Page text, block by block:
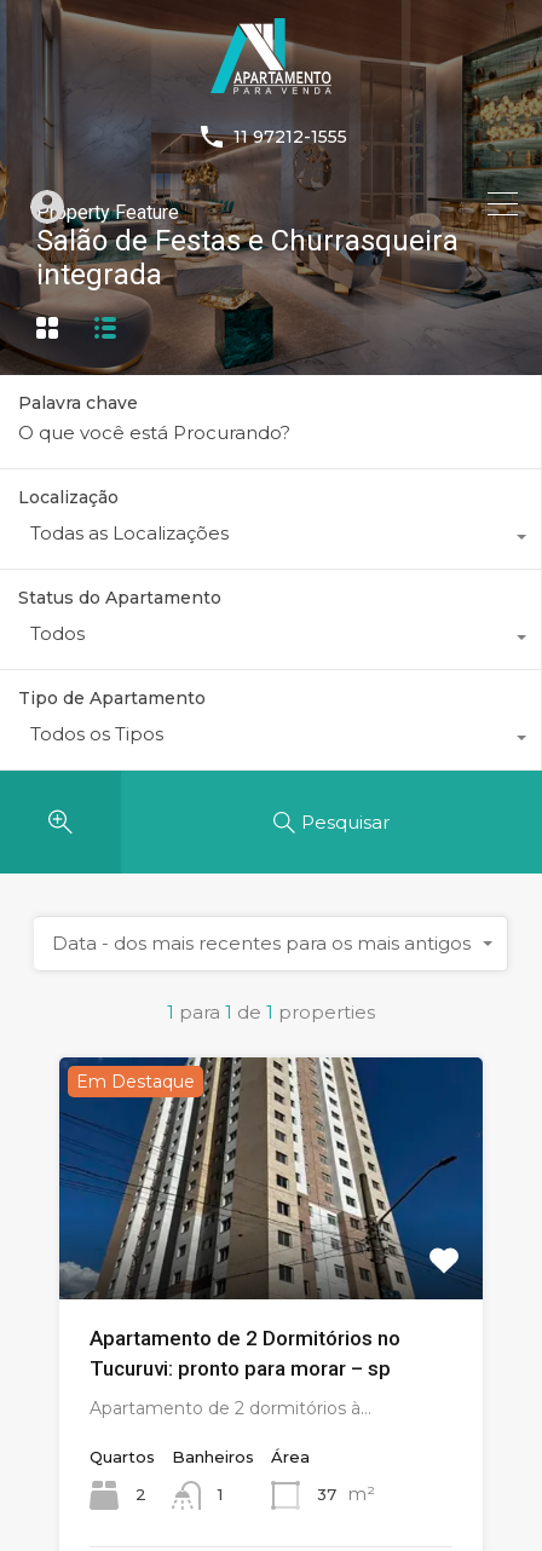
11 97212-1555
Property Feature
Salão de Festas e Churrasqueira
integrada
Palavra chave
Localização
Todas as Localizações
Status do Apartamento
Todos
Tipo de Apartamento
Todos os Tipos
Pesquisar
1 para 1 de 1 properties
Data - dos mais recentes para os mais antigos
Em Destaque
Apartamento de 2 Dormitórios no
Tucuruvi: pronto para morar – sp
Apartamento de 2 dormitórios à…
Quartos
2
Banheiros
1
Área
37
m²